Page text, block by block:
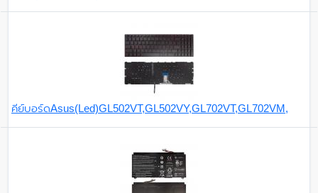
คีย์บอร์ดAsus(Led)GL502VT,GL502VY,GL702VT,GL702VM,